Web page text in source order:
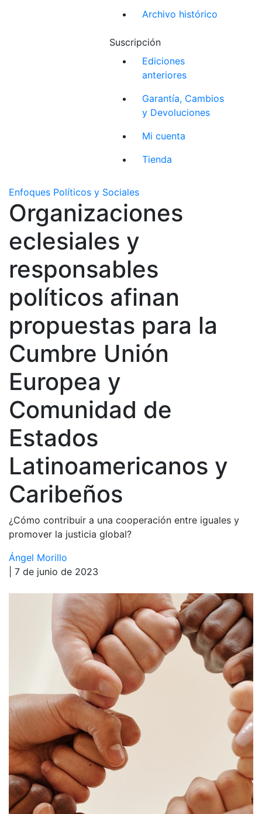
Archivo histórico
Suscripción
Ediciones
anteriores
Garantía, Cambios
y Devoluciones
Mi cuenta
Tienda
Enfoques Políticos y Sociales
Organizaciones
eclesiales y
responsables
políticos afinan
propuestas para la
Cumbre Unión
Europea y
Comunidad de
Estados
Latinoamericanos y
Caribeños
¿Cómo contribuir a una cooperación entre iguales y
promover la justicia global?
Ángel Morillo
| 7 de junio de 2023